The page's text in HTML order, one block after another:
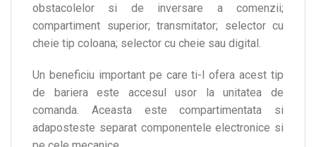
obstacolelor si de inversare a comenzii;
compartiment superior; transmitator; selector cu
cheie tip coloana; selector cu cheie sau digital.
Un beneficiu important pe care ti-l ofera acest tip
de bariera este accesul usor la unitatea de
comanda. Aceasta este compartimentata si
adaposteste separat componentele electronice si